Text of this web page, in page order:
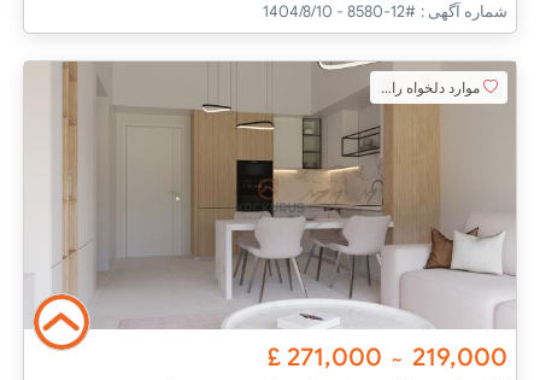
شماره آگهی : #12-8580 - 1404/8/10
موارد دلخواه را اضافه کنید
219,000
~
271,000
£